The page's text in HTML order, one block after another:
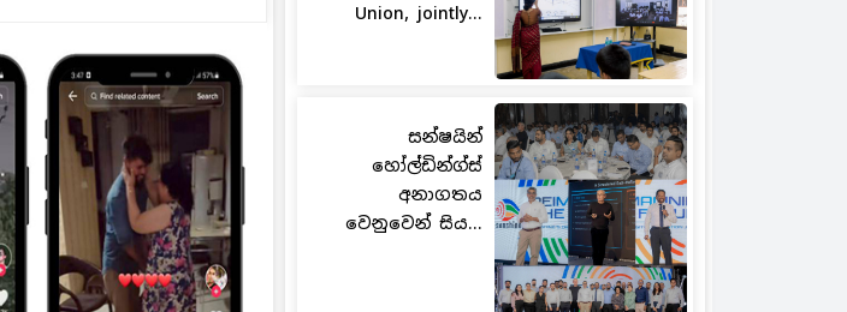
Union, jointly...
සන්ෂයින්
හෝල්ඩින්ග්ස්
අනාගතය
වෙනුවෙන් සිය...